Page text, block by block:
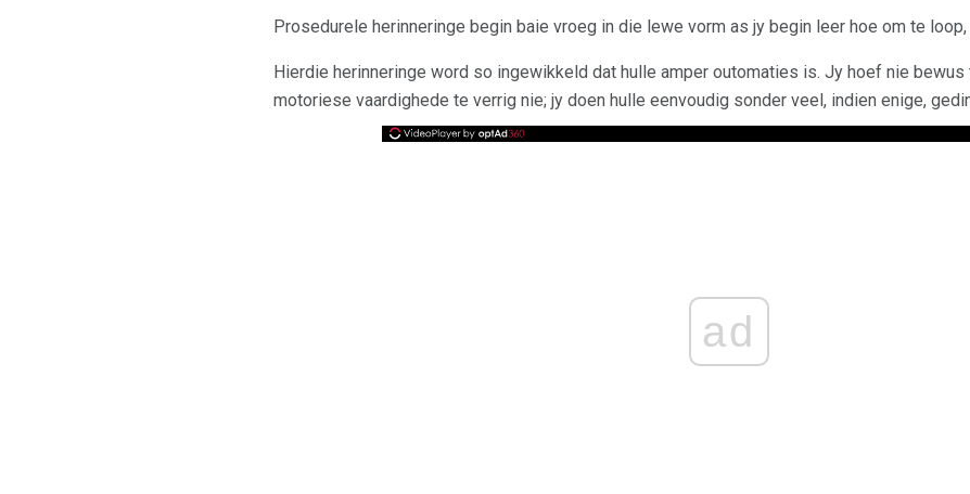
Prosedurele herinneringe begin baie vroeg in die lewe vorm as jy begin leer hoe om te
Hierdie herinneringe word so ingewikkeld dat hulle amper outomaties is. Jy hoef nie
motoriese vaardighede te verrig nie; jy doen hulle eenvoudig sonder veel, indien enige,
ad